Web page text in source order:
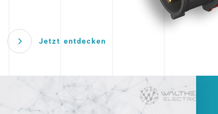
Jetzt entdecken